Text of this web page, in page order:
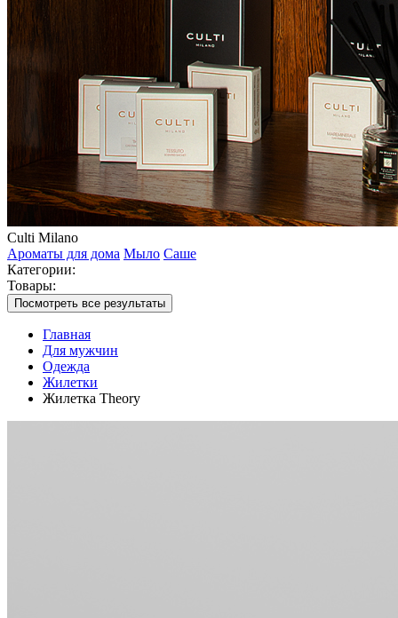
Culti Milano
Ароматы для дома Мыло Саше
Категории:
Товары:
Посмотреть все результаты
Главная
Для мужчин
Одежда
Жилетки
Жилетка Theory